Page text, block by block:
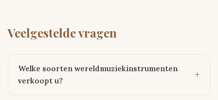
Veelgestelde vragen
Welke soorten wereldmuziekinstrumenten
verkoopt u?